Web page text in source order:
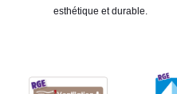
esthétique et durable.